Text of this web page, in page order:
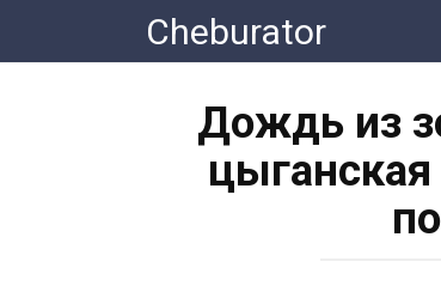
контенту
Cheburator
Дождь из
цыганская